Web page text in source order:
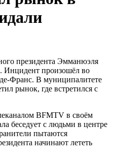
президента Эмманюэля
Инцидент произошёл во
Франс. В муниципалитете
рынок, где встретился с
BFMTV в своём
беседует с людьми в центре
пытаются
начинают лететь